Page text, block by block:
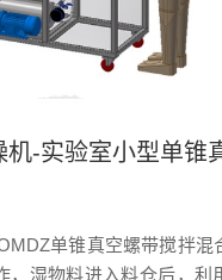
单锥真空螺带搅拌混
，湿物料进入料仓后，利